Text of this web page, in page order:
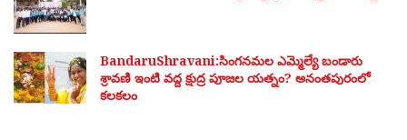
BandaruShravani:సింగనమల ఎమ్మెల్యే బండారు
శ్రావణి ఇంటి వద్ద క్షుద్ర పూజల యత్నం? అనంతపురంలో
కలకలం